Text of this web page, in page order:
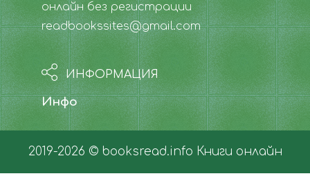
онлайн без регистрации
readbookssites@gmail.com
ИНФОРМАЦИЯ
Инфо
2019-2026 © booksread.info Книги онлайн